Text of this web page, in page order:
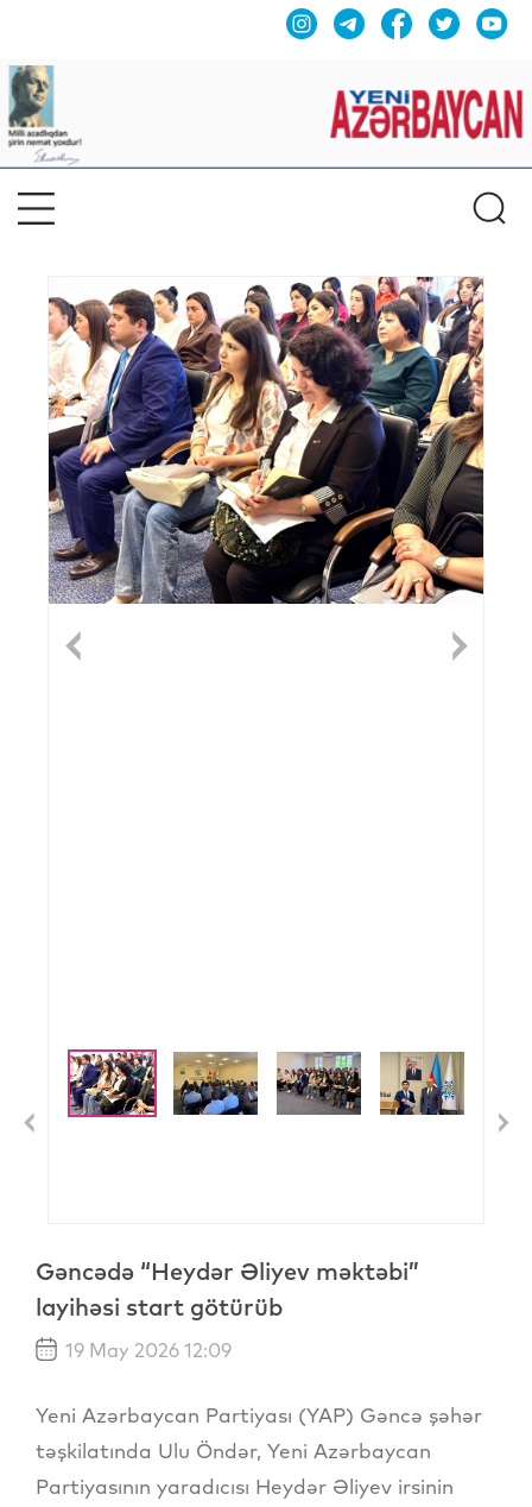
Previous
Gəncədə “Heydər Əliyev məktəbi”
layihəsi start götürüb
19 May 2026 12:09
Yeni Azərbaycan Partiyası (YAP) Gəncə şəhər
təşkilatında Ulu Öndər, Yeni Azərbaycan
Partiyasının yaradıcısı Heydər Əliyev irsinin